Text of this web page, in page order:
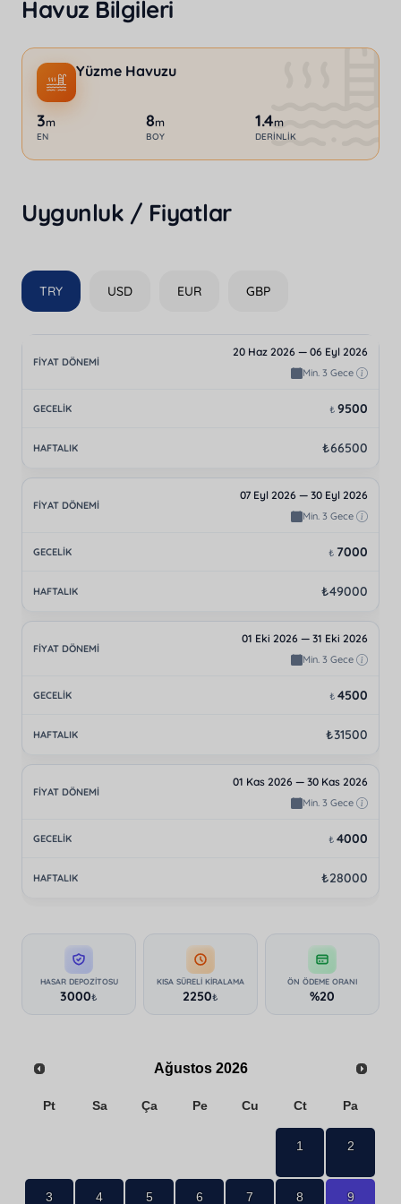
Havuz Bilgileri
Yüzme Havuzu
3m
EN
8m
BOY
1.4m
DERINLIK
Uygunluk / Fiyatlar
TRY USD EUR GBP
20 Haz 2026 — 06 Eyl 2026
Min. 3 Gece
₺ 9500
₺66500
07 Eyl 2026 — 30 Eyl 2026
Min. 3 Gece
₺ 7000
₺49000
01 Eki 2026 — 31 Eki 2026
Min. 3 Gece
₺ 4500
₺31500
01 Kas 2026 — 30 Kas 2026
Min. 3 Gece
₺ 4000
₺28000
HASAR DEPOZITOSU
3000₺
KISA SÜRELI KIRALAMA
2250₺
ÖN ÖDEME ORANI
%20
Ağustos 2026
Pt Sa Ça Pe Cu Ct Pa
1 2
3 4 5 6 7 8 9